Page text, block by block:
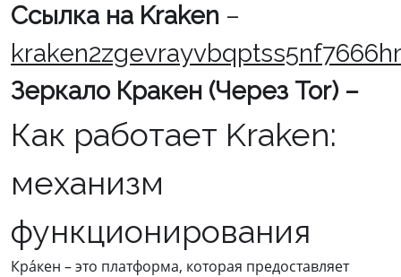
Cсылка на Kraken –
Зеркало Кракен (Через Tor) –
Как работает Kraken:
механизм
функционирования
Кра́кен – это платформа, которая предоставляет